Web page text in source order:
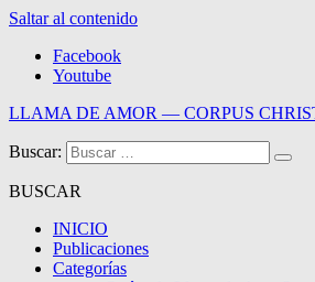
Saltar al contenido
Facebook
Youtube
LLAMA DE AMOR — CORPUS
Blog de la Llama de Amor
Buscar:
BUSCAR
INICIO
Publicaciones
Categorías